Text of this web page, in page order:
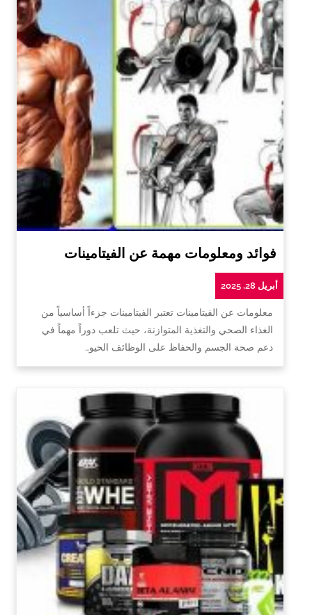
فوائد ومعلومات مهمة عن الفيتامينات
أبريل 28, 2025
معلومات عن الفيتامينات تعتبر الفيتامينات جزءاً أساسياً من
الغذاء الصحي والتغذية المتوازنة، حيث تلعب دوراً مهماً في
دعم صحة الجسم والحفاظ على الوظائف الحيو…